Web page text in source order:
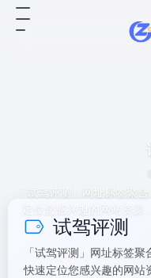
「试驾评测」网址标签聚
定位您感兴趣的网站资源
试驾评测
「试驾评测」网址标签
快速定位您感兴趣的网站